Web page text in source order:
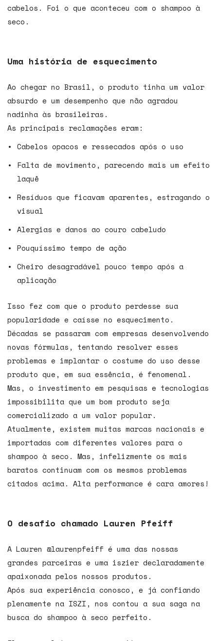
cabelos. Foi o que aconteceu com o shampoo à
seco.
Uma história de esquecimento
Ao chegar no Brasil, o produto tinha um valor
absurdo e um desempenho que não agradou
nadinha às brasileiras.
As principais reclamações eram:
Cabelos opacos e ressecados após o uso
Falta de movimento, parecendo mais um efeito
laquê
Resíduos que ficavam aparentes, estragando o
visual
Alergias e danos ao couro cabeludo
Pouquíssimo tempo de ação
Cheiro desagradável pouco tempo após a
aplicação
Isso fez com que o produto perdesse sua
popularidade e caísse no esquecimento.
Décadas se passaram com empresas desenvolvendo
novas fórmulas, tentando resolver esses
problemas e implantar o costume do uso desse
produto que, em sua essência, é fenomenal.
Mas, o investimento em pesquisas e tecnologias
impossibilita que um bom produto seja
comercializado a um valor popular.
Atualmente, existem muitas marcas nacionais e
importadas com diferentes valores para o
shampoo à seco. Mas, infelizmente os mais
baratos continuam com os mesmos problemas
citados acima. Alta performance é cara amores!
O desafio chamado Lauren Pfeiff
A Lauren @laurenpfeiff é uma das nossas
grandes parceiras e uma iszier declaradamente
apaixonada pelos nossos produtos.
Após sua experiência conosco, e já confiando
plenamente na ISZI, nos contou a sua saga na
busca do shampoo à seco perfeito.